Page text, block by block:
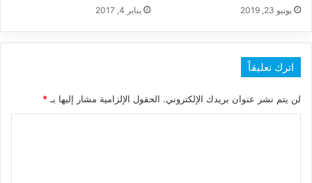
يونيو 23, 2019 يناير 4, 2017
اترك تعليقاً
لن يتم نشر عنوان بريدك الإلكتروني. الحقول الإلزامية مشار إليها بـ *